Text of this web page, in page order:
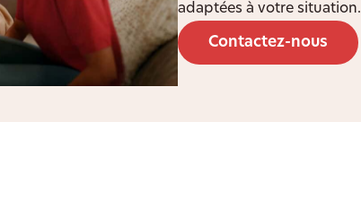
adaptées à votre situation.
Contactez-nous